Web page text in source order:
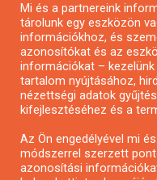
Pályázatírás civil
Pályázatírás
Pályázatfigyelés
Specifikus
Mi és a partnereink
tárolunk egy eszközön
információkhoz, és
azonosítókat és az
információkat –
tartalom nyújtásához,
nézettségi adatok
kifejlesztéséhez és a
Az Ön engedélyével mi
módszerrel szerzett
azonosítási